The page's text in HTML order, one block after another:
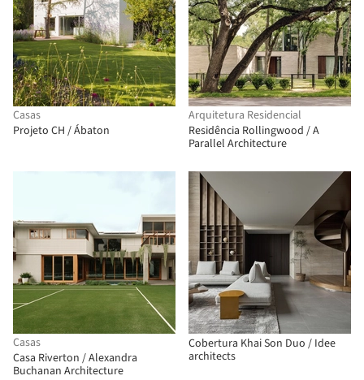
Casas
Projeto CH / Ábaton
Arquitetura Residencial
Residência Rollingwood / A
Parallel Architecture
Casas
Casa Riverton / Alexandra
Buchanan Architecture
Cobertura Khai Son Duo / Idee
architects